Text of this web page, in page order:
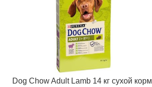
Dog Chow Adult Lamb 14 кг сухой корм